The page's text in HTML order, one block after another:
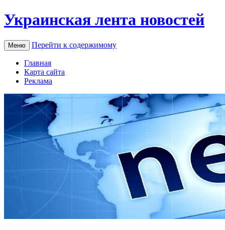
Украинская лента новостей
Меню Перейти к содержимому
Главная
Карта сайта
Реклама